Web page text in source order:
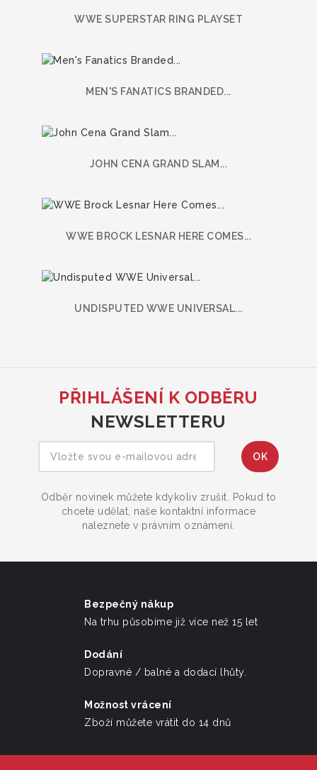
WWE SUPERSTAR RING PLAYSET
MEN'S FANATICS BRANDED...
JOHN CENA GRAND SLAM...
WWE BROCK LESNAR HERE COMES...
UNDISPUTED WWE UNIVERSAL...
PŘIHLÁŠENÍ K ODBĚRU
NEWSLETTERU
Odběr novinek můžete kdykoliv zrušit. Pokud to
chcete udělat, naše kontaktní informace
naleznete v právním oznámení.
Bezpečný nákup
Na trhu působíme již více než 15 let
Dodání
Dopravné / balné a dodací lhůty.
Možnost vrácení
Zboží můžete vrátit do 14 dnů